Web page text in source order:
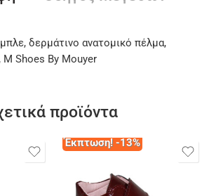
δερμάτινο ανατομικό πέλμα,
M Shoes By Mouyer
προϊόντα
Έκπτωση! -13%